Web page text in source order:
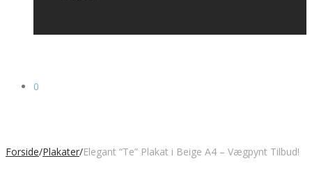
0
Forside/Plakater/Elegant “Te” Plakat i Beige A4 – Vægpynt Tilbud!